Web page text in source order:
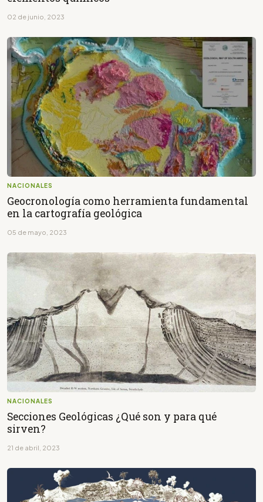
02 de junio, 2023
NACIONALES
Geocronología como herramienta fundamental
en la cartografía geológica
05 de mayo, 2023
NACIONALES
Secciones Geológicas ¿Qué son y para qué
sirven?
21 de abril, 2023